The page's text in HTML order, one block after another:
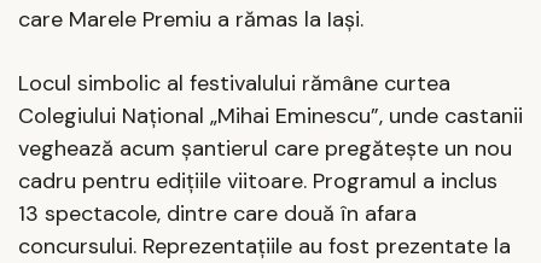
care Marele Premiu a rămas la Iași.
Locul simbolic al festivalului rămâne curtea
Colegiului Național „Mihai Eminescu”, unde castanii
veghează acum șantierul care pregătește un nou
cadru pentru edițiile viitoare. Programul a inclus
13 spectacole, dintre care două în afara
concursului. Reprezentațiile au fost prezentate la